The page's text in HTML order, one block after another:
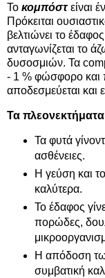
Το κομπόστείναι
Πρόκειται
βελτιώνει το
ανταγωνίζεται το
δυσοσμιών. Τα
- 1 % φώσφορο και
αποδεσμεύεται και
Τα
Τα φυτά
ασθένειες.
Η γεύση και
καλύτερα.
Το έδαφος
πορώδες,
Η απόδοση
συμβατική